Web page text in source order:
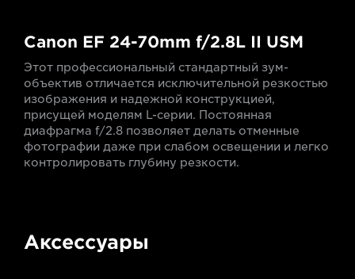
Canon EF 24-70mm f/2.8L II USM
Этот профессиональный стандартный зум-
объектив отличается исключительной резкостью
изображения и надежной конструкцией,
присущей моделям L-серии. Постоянная
диафрагма f/2.8 позволяет делать отменные
фотографии даже при слабом освещении и легко
контролировать глубину резкости.
Аксессуары